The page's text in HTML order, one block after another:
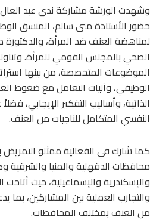
وشهدت الورشة مشاركة ندى عبد العال
حضور الأستاذة منى سالم، المنسق
لمناهضة العنف ضد المرأة،
الصحي بالمجلس القومي للمرأة.
الموضوعات المتخصصة، من بينها
الوظيفي، وآليات التعامل مع ضغوط
الذاتية، وأساليب التفكير الإيجابي،
النفسي المتكامل للناجيات من العنف.
كما شارك في الفعالية ممثلو التمريض
محافظات الدقهلية والمنيا والشرقية
والإسكندرية والإسماعيلية، حيث أتاحت
والتجارب العملية بين المشاركين، بما
من العنف بمختلف المحافظات.